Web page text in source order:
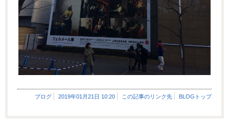
ブログ 2019年01月21日 10:20 この記事のリンク先 BLOGトップ